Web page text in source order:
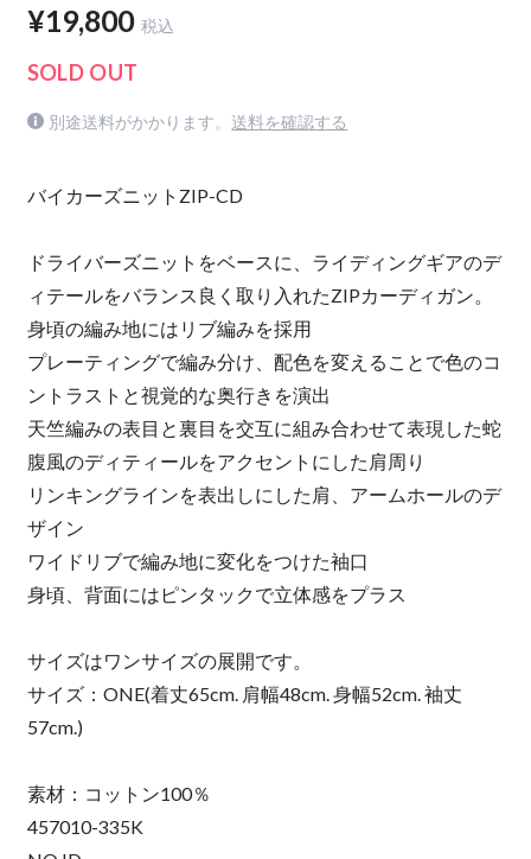
¥19,800 税込
SOLD OUT
別途送料がかかります。 送料を確認する
バイカーズニットZIP-CD
ドライバーズニットをベースに、ライディングギアのデ
ィテールをバランス良く取り入れたZIPカーディガン。
身頃の編み地にはリブ編みを採用
プレーティングで編み分け、配色を変えることで色のコ
ントラストと視覚的な奥行きを演出
天竺編みの表目と裏目を交互に組み合わせて表現した蛇
腹風のディティールをアクセントにした肩周り
リンキングラインを表出しにした肩、アームホールのデ
ザイン
ワイドリブで編み地に変化をつけた袖口
身頃、背面にはピンタックで立体感をプラス
サイズはワンサイズの展開です。
サイズ：ONE(着丈65cm. 肩幅48cm. 身幅52cm. 袖丈
57cm.)
素材：コットン100％
457010-335K